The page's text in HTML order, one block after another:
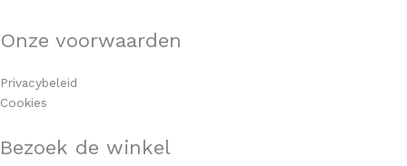
Onze voorwaarden
Privacybeleid
Cookies
Bezoek de winkel